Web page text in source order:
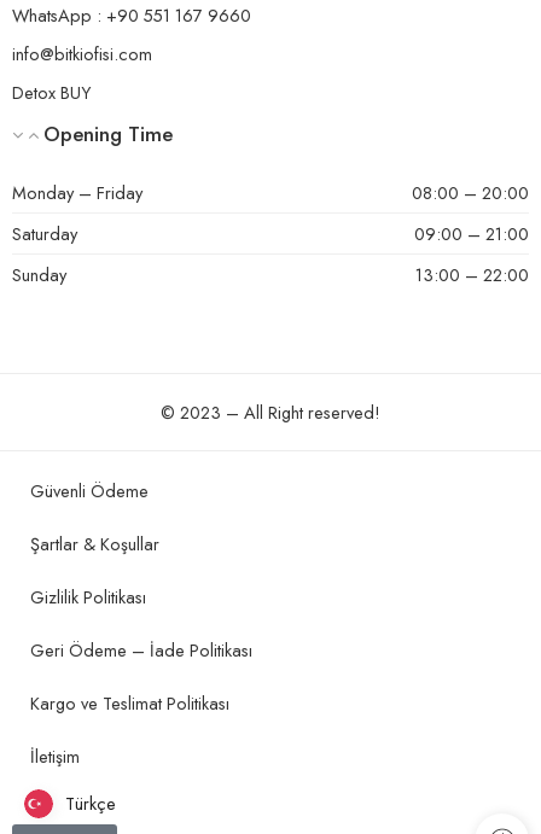
WhatsApp : +90 551 167 9660
info@bitkiofisi.com
Detox BUY
Opening Time
Monday – Friday
08:00 – 20:00
Saturday
09:00 – 21:00
Sunday
13:00 – 22:00
© 2023 – All Right reserved!
Güvenli Ödeme
Şartlar & Koşullar
Gizlilik Politikası
Geri Ödeme – İade Politikası
Kargo ve Teslimat Politikası
İletişim
Türkçe